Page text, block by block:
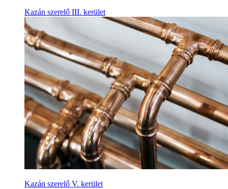
Kazán szerelő III. kerület
Kazán szerelő V. kerület